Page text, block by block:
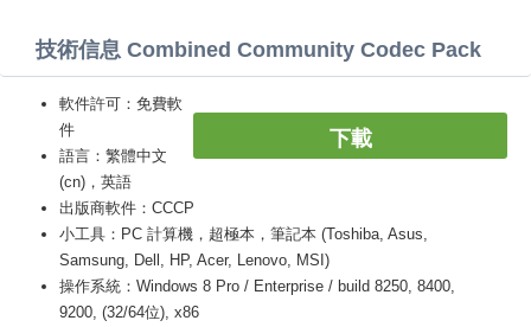
技術信息 Combined Community Codec Pack
下載
軟件許可：免費軟
件
語言：繁體中文
(cn)，英語
出版商軟件：CCCP
小工具：PC 計算機，超極本，筆記本 (Toshiba, Asus,
Samsung, Dell, HP, Acer, Lenovo, MSI)
操作系統：Windows 8 Pro / Enterprise / build 8250, 8400,
9200, (32/64位), x86